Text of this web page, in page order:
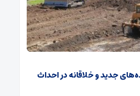
جدید و خلاقانه در احداث